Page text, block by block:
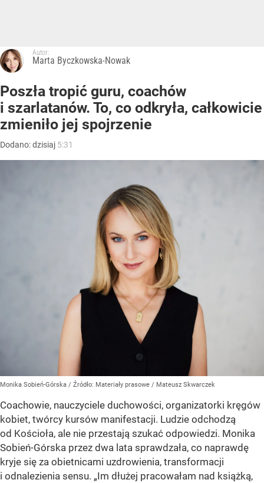
Autor:
Marta Byczkowska-Nowak
Poszła tropić guru, coachów
i szarlatanów. To, co odkryła, całkowicie
zmieniło jej spojrzenie
Dodano:dzisiaj 5:31
Monika Sobień-Górska / Źródło: Materiały prasowe / Mateusz Skwarczek
Coachowie, nauczyciele duchowości, organizatorki kręgów
kobiet, twórcy kursów manifestacji. Ludzie odchodzą
od Kościoła, ale nie przestają szukać odpowiedzi. Monika
Sobień-Górska przez dwa lata sprawdzała, co naprawdę
kryje się za obietnicami uzdrowienia, transformacji
i odnalezienia sensu. „Im dłużej pracowałam nad książką,